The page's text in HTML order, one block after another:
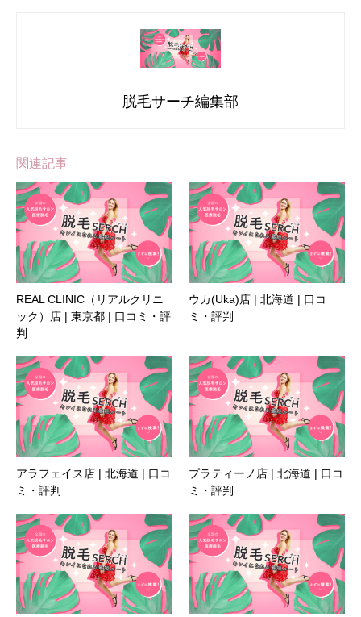
脱毛サーチ編集部
関連記事
REAL CLINIC（リアルクリニ
ック）店 | 東京都 | 口コミ・評
判
ウカ(Uka)店 | 北海道 | 口コ
ミ・評判
アラフェイス店 | 北海道 | 口コ
ミ・評判
プラティーノ店 | 北海道 | 口コ
ミ・評判